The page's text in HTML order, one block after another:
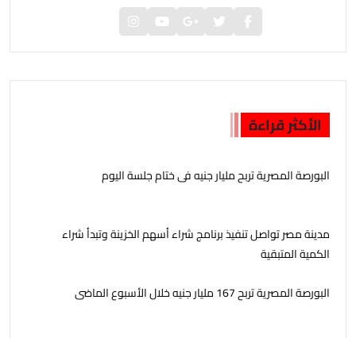
الأكثر قراءة
البورصة المصرية تربح مليار جنيه فى ختام جلسة اليوم
مدينة مصر تواصل تنفيذ برنامج شراء أسهم الخزينة وتبدأ شراء
الكمية المتبقية
البورصة المصرية تربح 167 مليار جنيه خلال الأسبوع الماضى